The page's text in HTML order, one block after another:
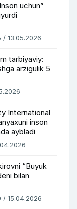
uchun”
/ 13.05.2026
tarbiyaviy:
arzigulik 5
International
inson
aybladi
“Buyuk
bilan
/ 15.04.2026